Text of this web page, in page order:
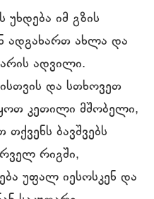
იმ გზის
ადგახართ ახლა და
ადვილი.
და სთხოვეთ
კეთილი მშობელი,
ბავშვებს
რიგში,
უფალ იესოსკენ და